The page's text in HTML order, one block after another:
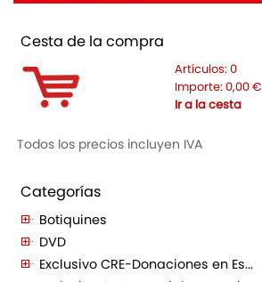
Cesta de la compra
Artículos: 0
Importe: 0,00 €
Ir a la cesta
Todos los precios incluyen IVA
Categorías
Botiquines
DVD
Exclusivo CRE-Donaciones en Es...